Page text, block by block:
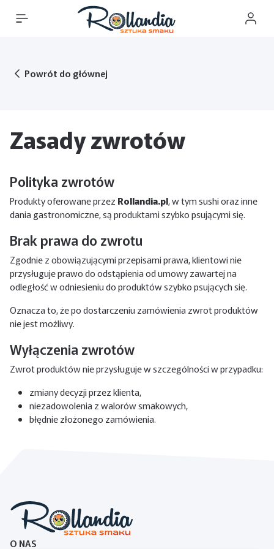
Powrót do głównej
Zasady zwrotów
Polityka zwrotów
Produkty oferowane przez Rollandia.pl, w tym sushi oraz inne
dania gastronomiczne, są produktami szybko psującymi się.
Brak prawa do zwrotu
Zgodnie z obowiązującymi przepisami prawa, klientowi nie
przysługuje prawo do odstąpienia od umowy zawartej na
odległość w odniesieniu do produktów szybko psujących się.
Oznacza to, że po dostarczeniu zamówienia zwrot produktów
nie jest możliwy.
Wyłączenia zwrotów
Zwrot produktów nie przysługuje w szczególności w przypadku:
zmiany decyzji przez klienta,
niezadowolenia z walorów smakowych,
błędnie złożonego zamówienia.
O NAS